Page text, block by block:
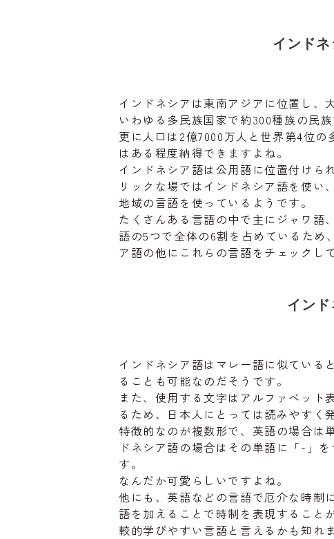
インド
インドネシアは東南アジアに位置し、
いわゆる多民族国家で約300種族の民
更に人口は2億7000万人と世界第4位
はある程度納得できますよね。
インドネシア語は公用語に位置付けら
リックな場ではインドネシア語を使
地域の言語を使っているようです。
たくさんある言語の中で主にジャワ語
語の5つで全体の6割を占めているため
ア語の他にこれらの言語をチェックし
イン
インドネシア語はマレー語に似ている
ることも可能なのだそうです。
また、使用する文字はアルファベット
るため、日本人にとっては読みやすく
特徴的なのが複数形で、英語の場合は
ドネシア語の場合はその単語に「-」
す。
なんだか可愛らしいですよね。
他にも、英語などの言語で厄介な時制
語を加えることで時制を表現すること
較的学びやすい言語と言えるかも知れ